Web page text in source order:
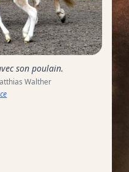
son poulain.
Walther